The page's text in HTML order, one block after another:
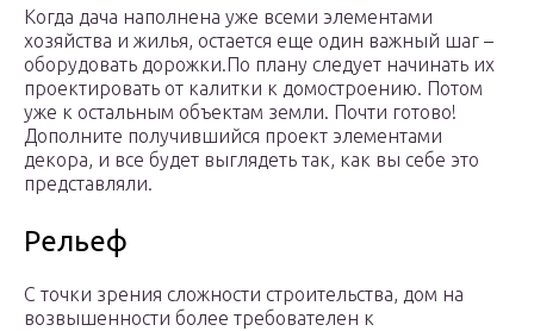
Когда дача наполнена уже всеми элементами
хозяйства и жилья, остается еще один важный шаг –
оборудовать дорожки.По плану следует начинать их
проектировать от калитки к домостроению. Потом
уже к остальным объектам земли. Почти готово!
Дополните получившийся проект элементами
декора, и все будет выглядеть так, как вы себе это
представляли.
Рельеф
С точки зрения сложности строительства, дом на
возвышенности более требователен к